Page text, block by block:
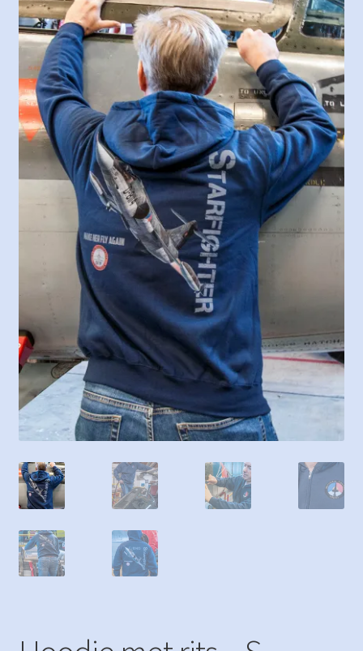
Algemene voorwaarden
Winkel
Winkelmand